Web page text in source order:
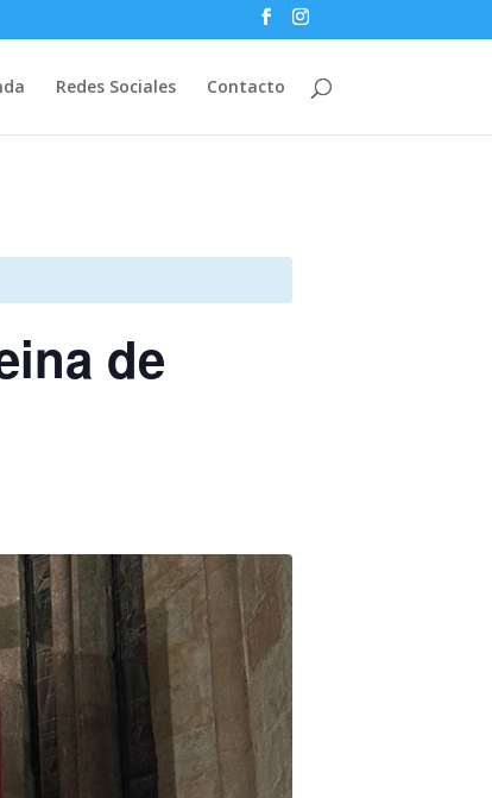
Redes Sociales Contacto
de